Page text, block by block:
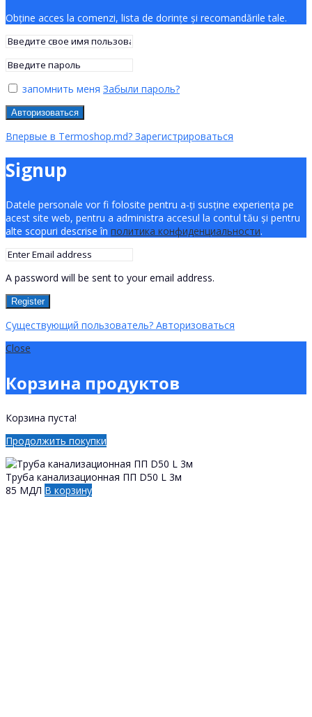
Obține acces la comenzi, lista de dorințe și recomandările tale.
запомнить меня Забыли пароль?
Авторизоваться
Впервые в Termoshop.md? Зарегистрироваться
Signup
Datele personale vor fi folosite pentru a-ți susține experiența pe
acest site web, pentru a administra accesul la contul tău și pentru
alte scopuri descrise în политика конфиденциальности.
A password will be sent to your email address.
Register
Существующий пользователь? Авторизоваться
Close
Корзина продуктов
Корзина пуста!
Продолжить покупки
Труба канализационная ПП D50 L 3м
85 МДЛ В корзину